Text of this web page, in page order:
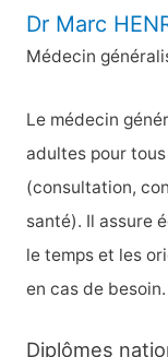
e
r
h
e
r
:
Dr Marc
Médecin
Le médecin
adultes pour
(consultation,
santé). Il assure
le temps et les
en cas de besoin.
Diplômes